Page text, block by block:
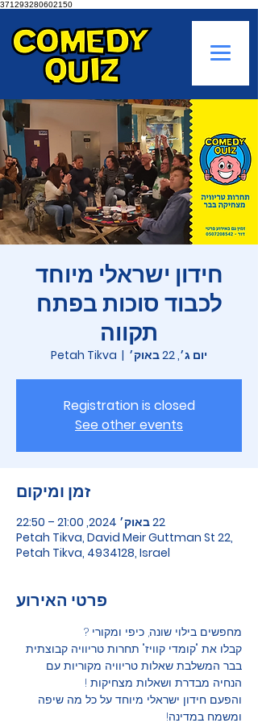
371293280602150
חידון ישראלי מיוחד
לכבוד סוכות בפתח
תקווה
יום ג׳, 22 באוק׳
  |
Petah Tikva
Registration is closed
See other events
זמן ומיקום
22 באוק׳ 2024, 21:00 – 22:50
Petah Tikva, David Meir Guttman St 22,
Petah Tikva, 4934128, Israel
פרטי האירוע
מחפשים בילוי שונה, כיפי ומקורי ?
קבלו את "קומדי קוויז" תחרות טריוויה קבוצתית
בבר המשלבת שאלות טריוויה מקוריות עם
הנחיה מבדרת ושאלות מצחיקות !
והפעם חידון ישראלי מיוחד על כל מה שיפה
ומשמח במדינה!